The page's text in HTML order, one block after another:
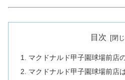
目次
マクドナルド甲子園球場前店
マクドナルド甲子園球場前店